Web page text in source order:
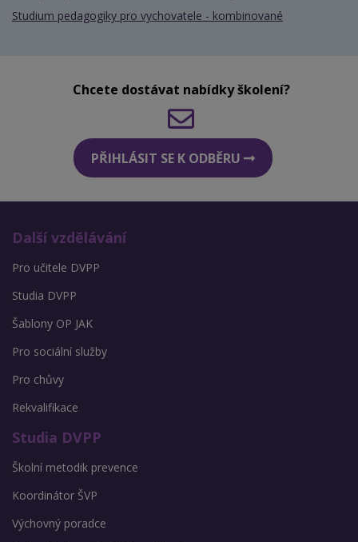
Studium pedagogiky pro vychovatele - kombinované
Chcete dostávat nabídky školení?
PŘIHLÁSIT SE K ODBĚRU
Další vzdělávání
Pro učitele DVPP
Studia DVPP
Šablony OP JAK
Pro sociální služby
Pro chůvy
Rekvalifikace
Studia DVPP
Školní metodik prevence
Koordinátor ŠVP
Výchovný poradce